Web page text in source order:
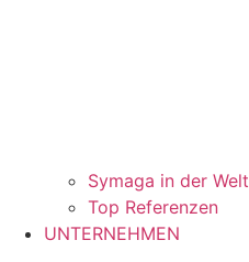
Symaga in der Welt
Top Referenzen
UNTERNEHMEN